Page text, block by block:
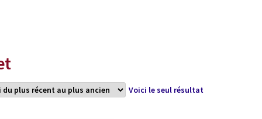
Voici le seul résultat